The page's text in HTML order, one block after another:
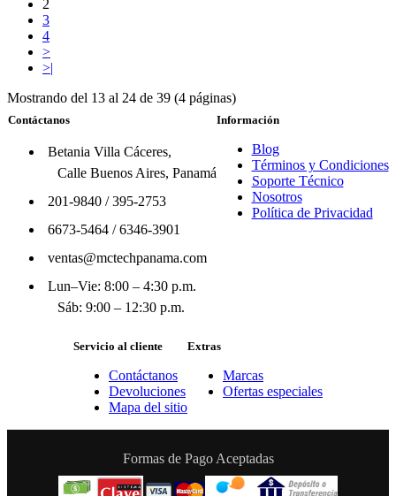
2
3
4
>
>|
Mostrando del 13 al 24 de 39 (4 páginas)
Contáctanos
Betania Villa Cáceres,
Calle Buenos Aires, Panamá
201-9840/395-2753
6673-5464/6346-3901
ventas@mctechpanama.com
Lun–Vie: 8:00 – 4:30 p.m.
Sáb: 9:00 – 12:30 p.m.
Información
Blog
Términos y Condiciones
Soporte Técnico
Nosotros
Política de Privacidad
Servicio al cliente
Contáctanos
Devoluciones
Mapa del sitio
Extras
Marcas
Ofertas especiales
Formas de Pago Aceptadas